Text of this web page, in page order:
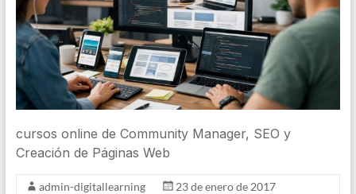
cursos online de Community Manager, SEO y
Creación de Páginas Web
admin-digitallearning
23 de enero de 2017